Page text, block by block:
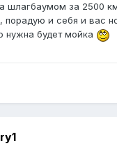
шлагбаумом за 2500
порадую и себя и вас
нужна будет мойка